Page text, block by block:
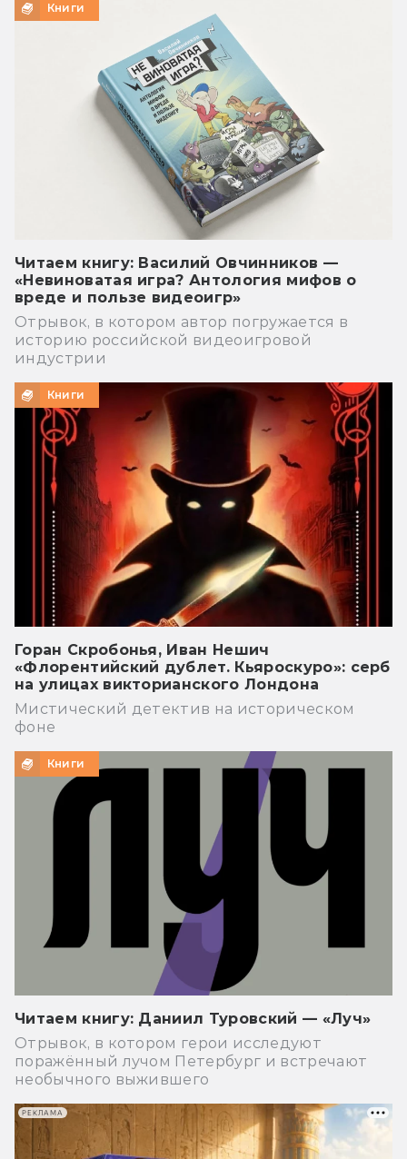
Книги
Читаем книгу: Василий Овчинников —
«Невиноватая игра? Антология мифов о
вреде и пользе видеоигр»
Отрывок, в котором автор погружается в
историю российской видеоигровой
индустрии
Книги
Горан Скробонья, Иван Нешич
«Флорентийский дублет. Кьяроскуро»: серб
на улицах викторианского Лондона
Мистический детектив на историческом
фоне
Книги
Читаем книгу: Даниил Туровский — «Луч»
Отрывок, в котором герои исследуют
поражённый лучом Петербург и встречают
необычного выжившего
РЕКЛАМА